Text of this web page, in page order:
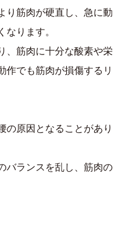
り筋肉が硬直し、急に動
ります。
、筋肉に十分な酸素や栄
作でも筋肉が損傷するリ
の原因となることがあり
バランスを乱し、筋肉の